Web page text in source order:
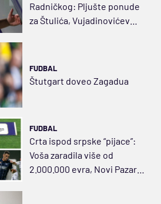
Radničkog: Pljušte ponude
za Štulića, Vujadinovićev
FUDBAL
Štutgart doveo Zagadua
FUDBAL
Crta ispod srpske “pijace”:
Voša zaradila više od
2.000.000 evra, Novi Pazar